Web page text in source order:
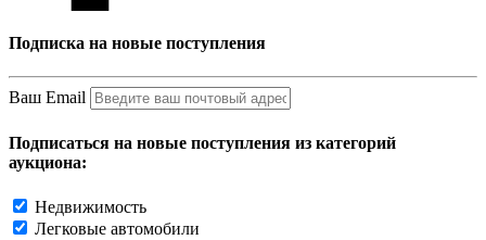
Подписка на новые поступления
Ваш Email
Подписаться на новые поступления из категорий
аукциона:
Недвижимость
Легковые автомобили